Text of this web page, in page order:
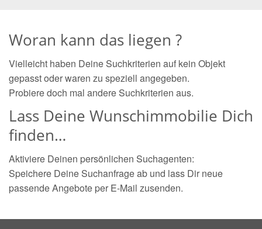
Woran kann das liegen ?
Vielleicht haben Deine Suchkriterien auf kein Objekt
gepasst oder waren zu speziell angegeben.
Probiere doch mal andere Suchkriterien aus.
Lass Deine Wunschimmobilie Dich
finden…
Aktiviere Deinen persönlichen Suchagenten:
Speichere Deine Suchanfrage ab und lass Dir neue
passende Angebote per E-Mail zusenden.